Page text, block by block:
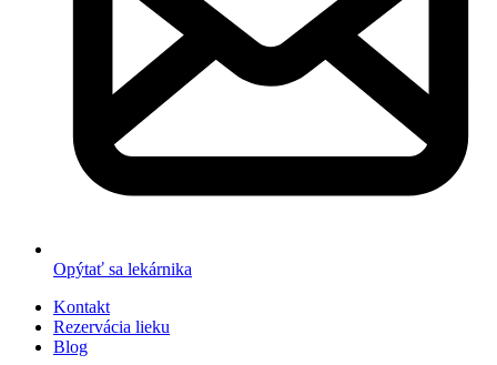
Opýtať sa lekárnika
Kontakt
Rezervácia lieku
Blog